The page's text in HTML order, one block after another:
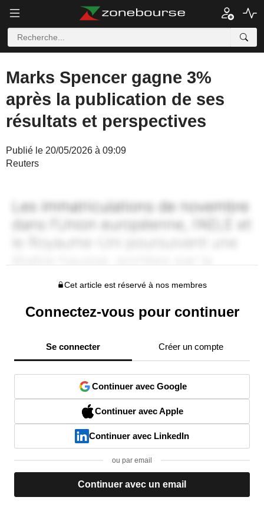
Marks Spencer gagne 3%
après la publication de ses
résultats et perspectives
Publié le 20/05/2026 à 09:09
Reuters
Cet article est réservé à nos membres
Connectez-vous pour continuer
Se connecter Créer un compte
Continuer avec Google
Continuer avec Apple
Continuer avec LinkedIn
ou par email
Continuer avec un email